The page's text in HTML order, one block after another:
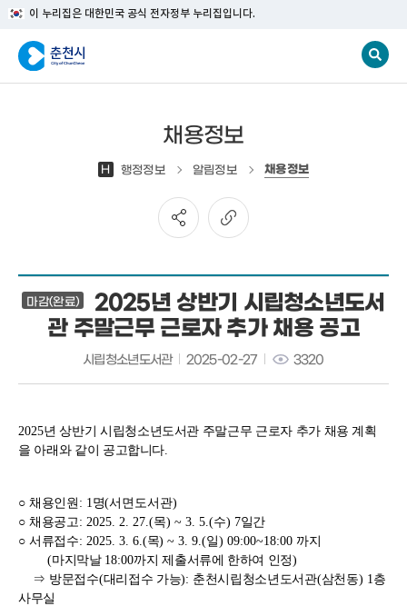
이 누리집은 대한민국 공식 전자정부 누리집입니다.
채용정보
H 행정정보 알림정보 채용정보
마감(완료)
2025년 상반기 시립청소년도서
관 주말근무 근로자 추가 채용 공고
시립청소년도서관 2025-02-27 3320
2025년 상반기 시립청소년도서관 주말근무 근로자 추가 채용 계획
을 아래와 같이 공고합니다.
○ 채용인원 : 1명(서면도서관)
○ 채용공고: 2025. 2. 27.(목) ~ 3. 5.(수) 7일간
○ 서류접수: 2025. 3. 6.(목) ~ 3. 9.(일) 09:00~18:00 까지
(마지막날 18:00까지 제출서류에 한하여 인정)
⇒ 방문접수(대리접수 가능): 춘천시립청소년도서관(삼천동) 1층
사무실